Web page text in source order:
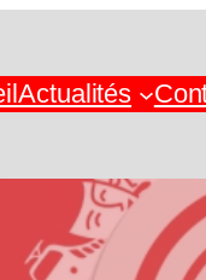
Actualités